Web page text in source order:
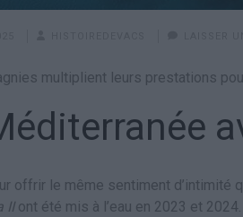
multiplient leurs prestations
offrir le même sentiment d’intimité
II ont été mis à l’eau en 2023 et